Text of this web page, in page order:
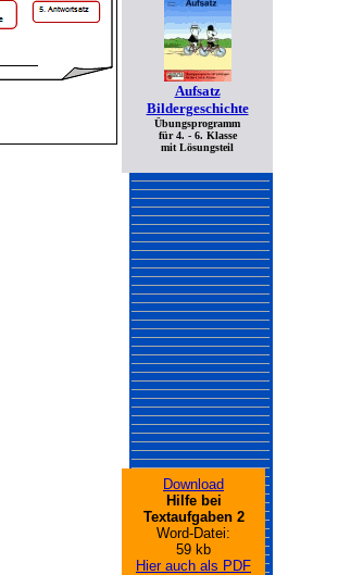
Aufsatz
Bildergeschichte
Übungsprogramm
für 4. - 6. Klasse
mit Lösungsteil
Download
Hilfe bei
Textaufgaben 2
Word-Datei:
59 kb
Hier auch als PDF